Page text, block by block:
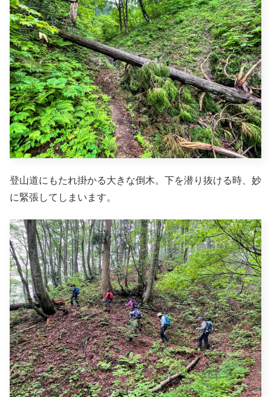
登山道にもたれ掛かる大きな倒木。下を潜り抜ける時、妙
に緊張してしまいます。